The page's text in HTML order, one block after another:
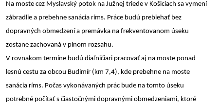
Na moste cez Myslavský potok na Južnej triede v Košiciach sa vymení
zábradlie a prebehne sanácia ríms. Práce budú prebiehať bez
dopravných obmedzení a premávka na frekventovanom úseku
zostane zachovaná v plnom rozsahu.
V rovnakom termíne budú diaľničiari pracovať aj na moste ponad
lesnú cestu za obcou Budimír (km 7,4), kde prebehne na moste
sanácia ríms. Počas vykonávaných prác bude na tomto úseku
potrebné počítať s čiastočnými dopravnými obmedzeniami, ktoré